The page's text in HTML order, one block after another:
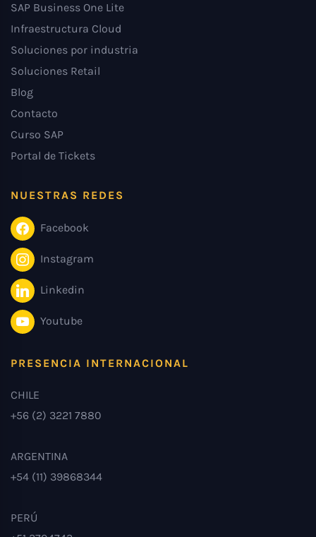
SAP Business One Lite
Infraestructura Cloud
Soluciones por industria
Soluciones Retail
Blog
Contacto
Curso SAP
Portal de Tickets
NUESTRAS REDES
Facebook
Instagram
Linkedin
Youtube
PRESENCIA INTERNACIONAL
CHILE
+56 (2) 3221 7880
ARGENTINA
+54 (11) 39868344
PERÚ